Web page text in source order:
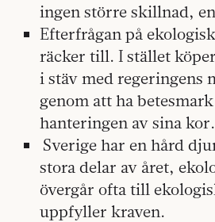
ingen större skillnad,
Efterfrågan på
räcker till. I stället
i stäv med regeringens
genom att ha
hanteringen av sina kor.
Sverige har en hård
stora delar av året,
övergår ofta till
uppfyller kraven.